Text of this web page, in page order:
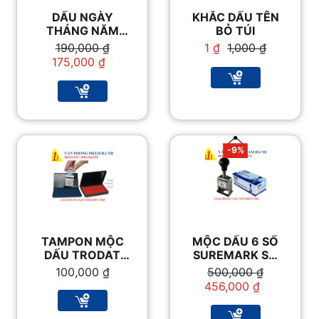
DẤU NGÀY
THÁNG NĂM
TRODAT 4820
CHỮ LỚN
190,000₫
Giá
gốc
190,000 ₫.
175,000₫
Giá
hiện
là:
175,000 ₫.
KHẮC DẤU TÊN
BỎ TÚI
1,000₫
Giá
là:
1,000 ₫.
1₫
Giá
tại
là:
TAMPON MỘC
DẤU TRODAT
9053 16×9 CM
100,000 ₫
-9%
MỘC DẤU 6 SỐ
SUREMARK SQ
3366
500,000₫
Giá
gốc
500,000 ₫.
456,000 ₫
Giá
hiện
là: